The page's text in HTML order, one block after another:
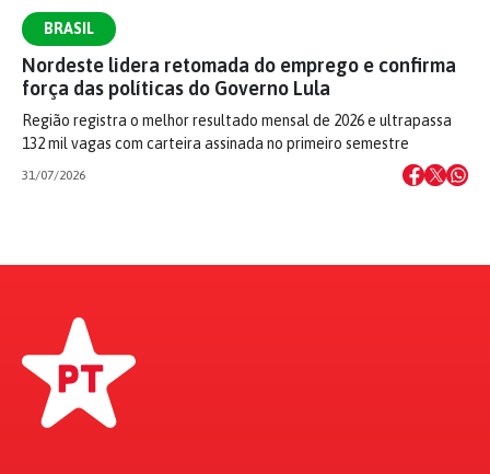
BRASIL
Nordeste lidera retomada do emprego e confirma
força das políticas do Governo Lula
Região registra o melhor resultado mensal de 2026 e ultrapassa
132 mil vagas com carteira assinada no primeiro semestre
31/07/2026